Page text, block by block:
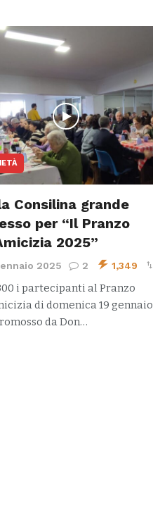
Consilina grande
per “Il Pranzo
2025”
2025 2 1,349
i partecipanti al Pranzo
di domenica 19 gennaio
da Don…